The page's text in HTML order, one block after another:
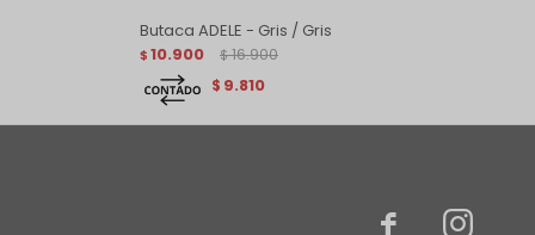
Butaca ADELE - Gris / Gris
$ 10.900 $ 16.900
$ 9.810
 